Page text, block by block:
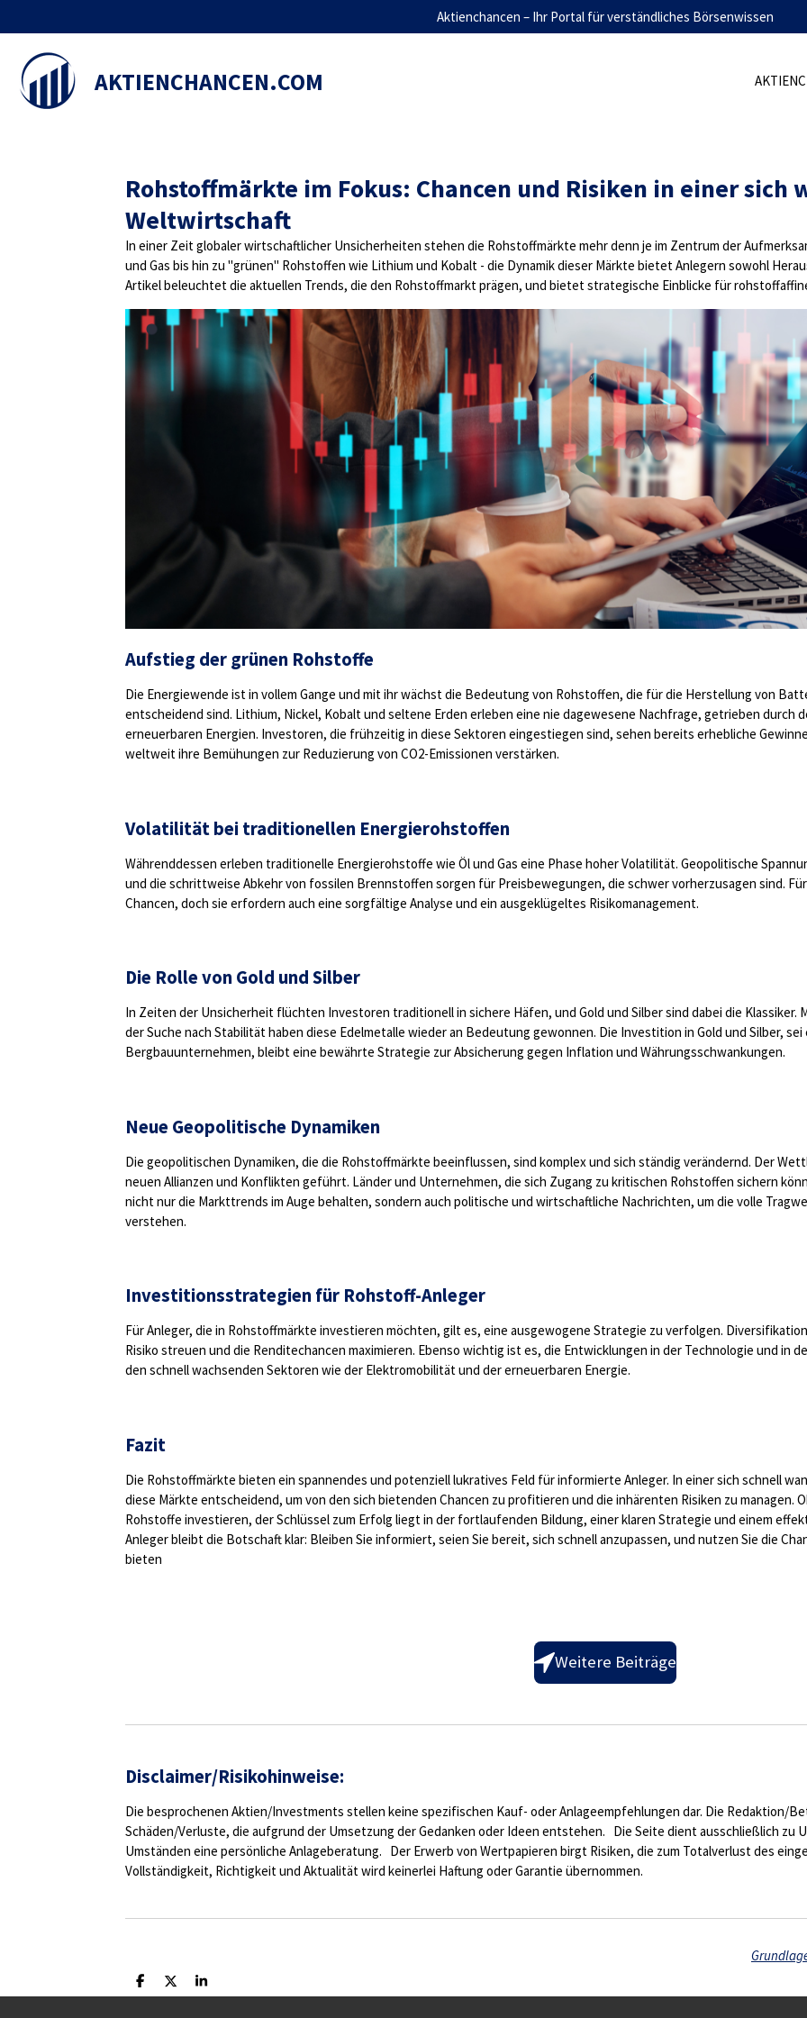
Hauptinhalt
springen
Aktienchancen – Ihr Portal für verständliches Börsenwissen
AKTIENCHANCEN.COM
Rohstoffmärkte im Fokus: Chancen und Risiken in einer sich
Weltwirtschaft
In einer Zeit globaler wirtschaftlicher Unsicherheiten stehen die Rohstoffmärkte mehr denn je im Zentrum der
und Gas bis hin zu "grünen" Rohstoffen wie Lithium und Kobalt - die Dynamik dieser Märkte bietet Anlegern sowohl
Artikel beleuchtet die aktuellen Trends, die den Rohstoffmarkt prägen, und bietet strategische Einblicke für
Aufstieg der grünen Rohstoffe
Die Energiewende ist in vollem Gange und mit ihr wächst die Bedeutung von Rohstoffen, die für die Herstellung von
entscheidend sind. Lithium, Nickel, Kobalt und seltene Erden erleben eine nie dagewesene Nachfrage, getrieben durch
erneuerbaren Energien. Investoren, die frühzeitig in diese Sektoren eingestiegen sind, sehen bereits erhebliche
weltweit ihre Bemühungen zur Reduzierung von CO2-Emissionen verstärken.
Volatilität bei traditionellen Energierohstoffen
Währenddessen erleben traditionelle Energierohstoffe wie Öl und Gas eine Phase hoher Volatilität. Geopolitische
und die schrittweise Abkehr von fossilen Brennstoffen sorgen für Preisbewegungen, die schwer vorherzusagen sind.
Chancen, doch sie erfordern auch eine sorgfältige Analyse und ein ausgeklügeltes Risikomanagement.
Die Rolle von Gold und Silber
In Zeiten der Unsicherheit flüchten Investoren traditionell in sichere Häfen, und Gold und Silber sind dabei die
der Suche nach Stabilität haben diese Edelmetalle wieder an Bedeutung gewonnen. Die Investition in Gold und Silber,
Bergbauunternehmen, bleibt eine bewährte Strategie zur Absicherung gegen Inflation und Währungsschwankungen.
Neue Geopolitische Dynamiken
Die geopolitischen Dynamiken, die die Rohstoffmärkte beeinflussen, sind komplex und sich ständig verändernd. Der
neuen Allianzen und Konflikten geführt. Länder und Unternehmen, die sich Zugang zu kritischen Rohstoffen sichern
nicht nur die Markttrends im Auge behalten, sondern auch politische und wirtschaftliche Nachrichten, um die volle
verstehen.
Investitionsstrategien für Rohstoff-Anleger
Für Anleger, die in Rohstoffmärkte investieren möchten, gilt es, eine ausgewogene Strategie zu verfolgen.
Risiko streuen und die Renditechancen maximieren. Ebenso wichtig ist es, die Entwicklungen in der Technologie und in
den schnell wachsenden Sektoren wie der Elektromobilität und der erneuerbaren Energie.
Fazit
Die Rohstoffmärkte bieten ein spannendes und potenziell lukratives Feld für informierte Anleger. In einer sich schnell
diese Märkte entscheidend, um von den sich bietenden Chancen zu profitieren und die inhärenten Risiken zu managen.
Rohstoffe investieren, der Schlüssel zum Erfolg liegt in der fortlaufenden Bildung, einer klaren Strategie und einem
Anleger bleibt die Botschaft klar: Bleiben Sie informiert, seien Sie bereit, sich schnell anzupassen, und nutzen Sie die
bieten
Weitere Beiträge
Disclaimer/Risikohinweise:
Die besprochenen Aktien/Investments stellen keine spezifischen Kauf- oder Anlageempfehlungen dar. Die Redaktion/
Schäden/Verluste, die aufgrund der Umsetzung der Gedanken oder Ideen entstehen. Die Seite dient ausschließlich
Umständen eine persönliche Anlageberatung. Der Erwerb von Wertpapieren birgt Risiken, die zum Totalverlust des
Vollständigkeit, Richtigkeit und Aktualität wird keinerlei Haftung oder Garantie übernommen.
T
e
T
e
T
e